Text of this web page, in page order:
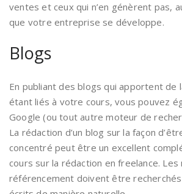
ventes et ceux qui n’en génèrent pas,
que votre entreprise se développe.
Blogs
En publiant des blogs qui apportent de
étant liés à votre cours, vous pouvez
Google (ou tout autre moteur de
La rédaction d’un blog sur la façon
concentré peut être un excellent
cours sur la rédaction en freelance. Les
référencement doivent être